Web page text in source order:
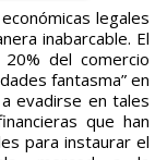
inabarcable. El
del comercio
fantasma” en
evadirse en tales
que han
para instaurar el